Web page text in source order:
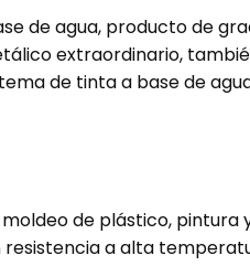
de agua, producto de
extraordinario,
de tinta a base de
de plástico, pintura
resistencia a alta